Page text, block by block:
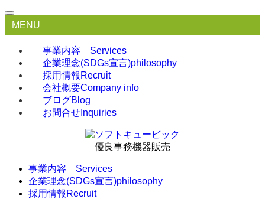
MENU
事業内容 Services
企業理念(SDGs宣言)philosophy
採用情報 Recruit
会社概要Company info
ブログBlog
お問合せ Inquiries
優良事務機器販売
事業内容 Services
企業理念(SDGs宣言)philosophy
採用情報 Recruit